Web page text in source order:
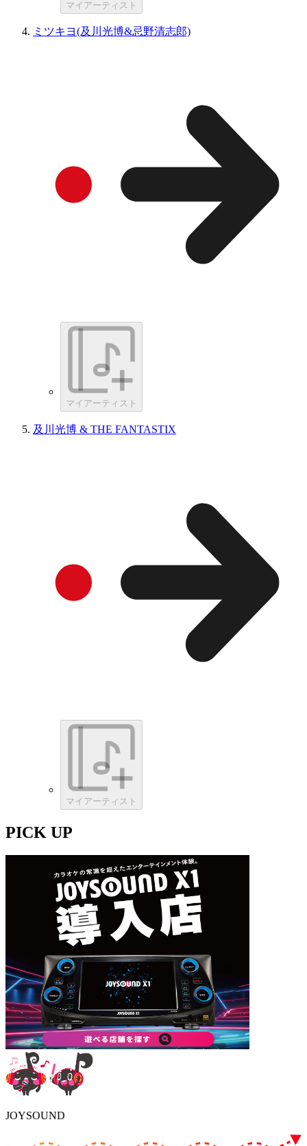
マイアーティスト
ミツキヨ(及川光博&忌野清志郎)
マイアーティスト
及川光博 & THE FANTASTIX
マイアーティスト
PICK UP
JOYSOUND